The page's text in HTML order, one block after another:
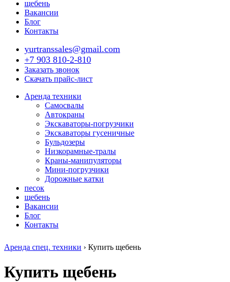
щебень
Вакансии
Блог
Контакты
yurtranssales@gmail.com
+7 903 810-2-810
Заказать звонок
Скачать прайс-лист
Аренда техники
Самосвалы
Автокраны
Экскаваторы-погрузчики
Экскаваторы гусеничные
Бульдозеры
Низкорамные-тралы
Краны-манипуляторы
Мини-погрузчики
Дорожные катки
песок
щебень
Вакансии
Блог
Контакты
Аренда спец. техники › Купить щебень
Купить щебень